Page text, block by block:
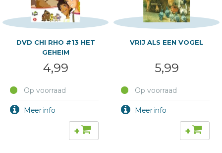
DVD CHI RHO #13 HET
GEHEIM
4,99
Op voorraad
+
VRIJ ALS EEN VOGEL
5,99
Op voorraad
+